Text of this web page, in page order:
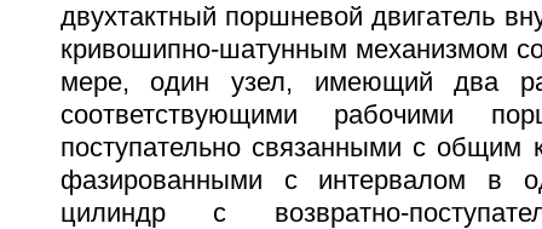
двухтактный поршневой двигатель
кривошипно-шатунным механизмом
мере, один узел, имеющий два
соответствующими рабочими
поступательно связанными с общим
фазированными с интервалом в
цилиндр с возвратно-